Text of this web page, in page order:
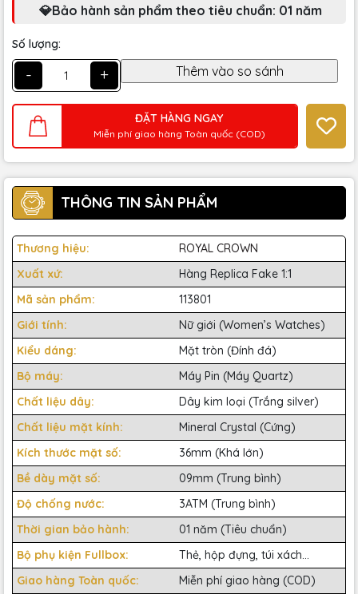
💎Bảo hành sản phẩm theo tiêu chuẩn: 01 năm
Số lượng:
- +
ĐẶT HÀNG NGAY
Miễn phí giao hàng Toàn quốc (COD)
THÔNG TIN SẢN PHẨM
Thương hiệu:
ROYAL CROWN
Xuất xứ:
Hàng Replica Fake 1:1
Mã sản phẩm:
113801
Giới tính:
Nữ giới (Women’s Watches)
Kiểu dáng:
Mặt tròn (Đính đá)
Bộ máy:
Máy Pin (Máy Quartz)
Chất liệu dây:
Dây kim loại (Trắng silver)
Chất liệu mặt kính:
Mineral Crystal (Cứng)
Kích thước mặt số:
36mm (Khá lớn)
Bề dày mặt số:
09mm (Trung bình)
Độ chống nước:
3ATM (Trung bình)
Thời gian bảo hành:
01 năm (Tiêu chuẩn)
Bộ phụ kiện Fullbox:
Thẻ, hộp đựng, túi xách...
Giao hàng Toàn quốc:
Miễn phí giao hàng (COD)